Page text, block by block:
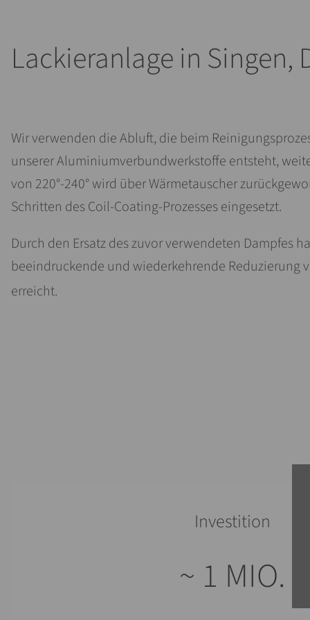
Lackieranlage in Singen,
Wir verwenden die Abluft, die beim
unserer Aluminiumverbundwerkstoffe entsteht,
von 220°-240° wird über Wärmetauscher
Schritten des Coil-Coating-Prozesses eingesetzt.
Durch den Ersatz des zuvor verwendeten Dampfes
beeindruckende und wiederkehrende Reduzierung
erreicht.
Investition
~ 1 MIO.